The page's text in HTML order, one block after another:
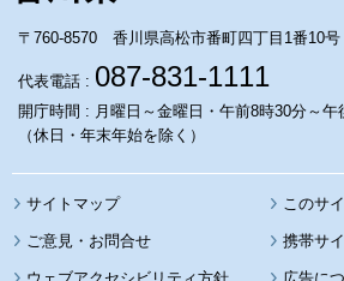
〒760-8570 香川県高松市番町四丁目1番10号
代表電話 : 087-831-1111
開庁時間 : 月曜日～金曜日・午前8時30分～午
（休日・年末年始を除く）
サイトマップ このサ
携帯サ